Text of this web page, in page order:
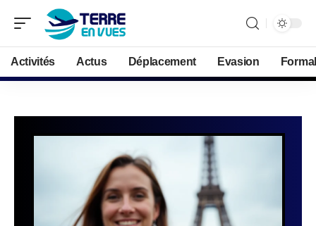
Activités Actus Déplacement Evasion